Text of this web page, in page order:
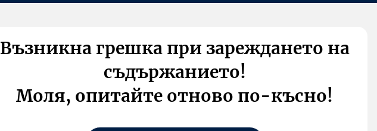
Възникна грешка при зареждането на
съдържанието!
Моля, опитайте отново по-късно!